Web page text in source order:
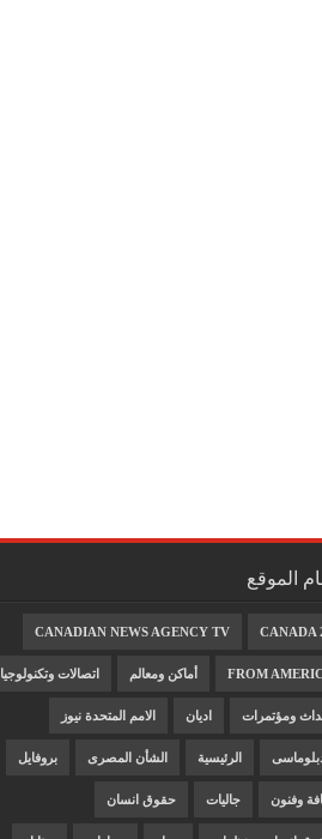
الموقع
CANADA
CANADIAN NEWS AGENCY TV
FROM أماكن ومعالم اتصالات وتكنولوجيا
ومؤتمرات اديان الامم المتحدة نيوز
الرئيسية الشأن المصرى بروفايل
وفنون جاليات حقوق انسان